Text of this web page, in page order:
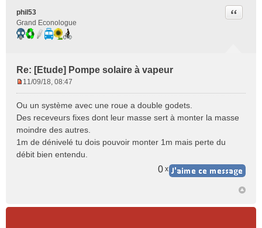
phil53
Grand Econologue
Re: [Etude] Pompe solaire à vapeur
Citer
s
s
a
g
e
11/09/18, 08:47
Ou un système avec une roue a double godets.
Des receveurs fixes dont leur masse sert à monter la masse
moindre des autres.
1m de dénivelé tu dois pouvoir monter 1m mais perte du
débit bien entendu.
0 x